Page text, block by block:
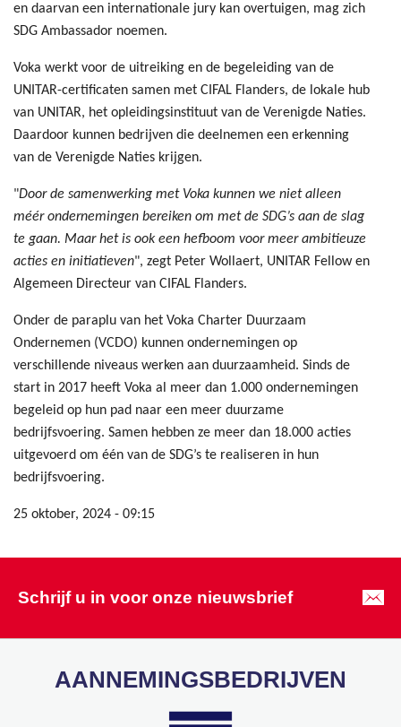
en daarvan een internationale jury kan overtuigen, mag zich
SDG Ambassador noemen.
Voka werkt voor de uitreiking en de begeleiding van de
UNITAR-certificaten samen met CIFAL Flanders, de lokale hub
van UNITAR, het opleidingsinstituut van de Verenigde Naties.
Daardoor kunnen bedrijven die deelnemen een erkenning
van de Verenigde Naties krijgen.
"Door de samenwerking met Voka kunnen we niet alleen
méér ondernemingen bereiken om met de SDG’s aan de slag
te gaan. Maar het is ook een hefboom voor meer ambitieuze
acties en initiatieven", zegt Peter Wollaert, UNITAR Fellow en
Algemeen Directeur van CIFAL Flanders.
Onder de paraplu van het Voka Charter Duurzaam
Ondernemen (VCDO) kunnen ondernemingen op
verschillende niveaus werken aan duurzaamheid. Sinds de
start in 2017 heeft Voka al meer dan 1.000 ondernemingen
begeleid op hun pad naar een meer duurzame
bedrijfsvoering. Samen hebben ze meer dan 18.000 acties
uitgevoerd om één van de SDG’s te realiseren in hun
bedrijfsvoering.
25 oktober, 2024 - 09:15
Schrijf u in voor onze nieuwsbrief
AANNEMINGSBEDRIJVEN